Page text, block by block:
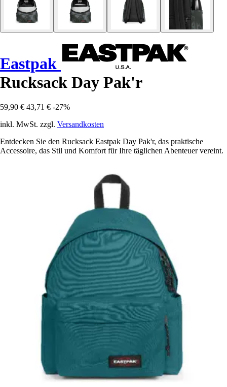
Eastpak
Rucksack Day Pak'r
59,90 € 43,71 € -27%
inkl. MwSt. zzgl. Versandkosten
Entdecken Sie den Rucksack Eastpak Day Pak'r, das praktische
Accessoire, das Stil und Komfort für Ihre täglichen Abenteuer vereint.